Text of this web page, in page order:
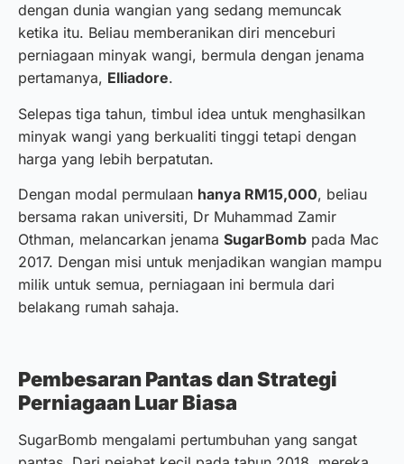
dengan dunia wangian yang sedang memuncak
ketika itu. Beliau memberanikan diri menceburi
perniagaan minyak wangi, bermula dengan jenama
pertamanya, Elliadore.
Selepas tiga tahun, timbul idea untuk menghasilkan
minyak wangi yang berkualiti tinggi tetapi dengan
harga yang lebih berpatutan.
Dengan modal permulaan hanya RM15,000, beliau
bersama rakan universiti, Dr Muhammad Zamir
Othman, melancarkan jenama SugarBomb pada Mac
2017. Dengan misi untuk menjadikan wangian mampu
milik untuk semua, perniagaan ini bermula dari
belakang rumah sahaja.
Pembesaran Pantas dan Strategi
Perniagaan Luar Biasa
SugarBomb mengalami pertumbuhan yang sangat